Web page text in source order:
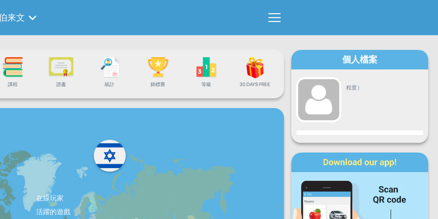
来文
課程 證書 統計 錦標賽 等級 30 DAYS FREE
在線玩家
活躍的遊戲
個人檔案
程度 |
進度
星期一 星期三 星期四